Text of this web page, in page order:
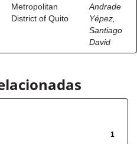
Metropolitan
District of Quito
Andrade
Yépez,
Santiago
David
1